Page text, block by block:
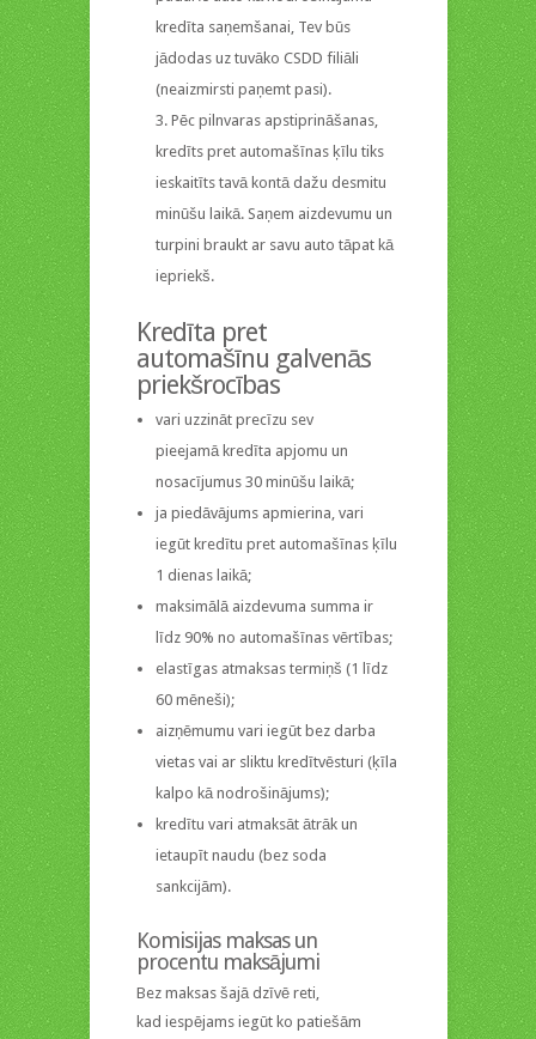
kredīta saņemšanai, Tev būs
jādodas uz tuvāko CSDD filiāli
(neaizmirsti paņemt pasi).
Pēc pilnvaras apstiprināšanas,
kredīts pret automašīnas ķīlu tiks
ieskaitīts tavā kontā dažu desmitu
minūšu laikā. Saņem aizdevumu un
turpini braukt ar savu auto tāpat kā
iepriekš.
Kredīta pret
automašīnu galvenās
priekšrocības
vari uzzināt precīzu sev
pieejamā kredīta apjomu un
nosacījumus 30 minūšu laikā;
ja piedāvājums apmierina, vari
iegūt kredītu pret automašīnas ķīlu
1 dienas laikā;
maksimālā aizdevuma summa ir
līdz 90% no automašīnas vērtības;
elastīgas atmaksas termiņš (1 līdz
60 mēneši);
aizņēmumu vari iegūt bez darba
vietas vai ar sliktu kredītvēsturi (ķīla
kalpo kā nodrošinājums);
kredītu vari atmaksāt ātrāk un
ietaupīt naudu (bez soda
sankcijām).
Komisijas maksas un
procentu maksājumi
Bez maksas šajā dzīvē reti,
kad iespējams iegūt ko patiešām